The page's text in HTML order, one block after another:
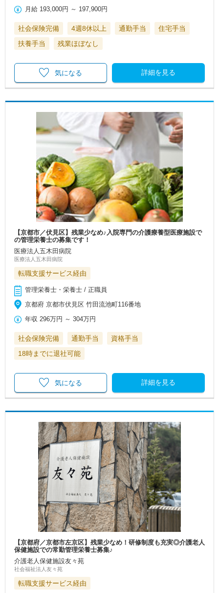
月給 193,000円 ～ 197,900円
社会保険完備 4週8休以上 通勤手当
住宅手当
扶養手当
残業ほぼなし
詳細を見る
気になる
【京都市／伏見区】残業少なめ♪入院専門の介護療養型医療施設で
の管理栄養士の募集です！
医療法人五木田病院
医療法人五木田病院
転職支援サービス経由
管理栄養士・栄養士 / 正職員
京都府 京都市伏見区 竹田流池町116番地
年収 296万円 ～304万円
社会保険完備 通勤手当
資格手当
18時までに退社可能
詳細を見る
気になる
【京都府／京都市左京区】残業少なめ！研修制度も充実◎介護老人
保健施設での常勤管理栄養士募集♪
介護老人保健施設友々苑
社会福祉法人友々苑
転職支援サービス経由